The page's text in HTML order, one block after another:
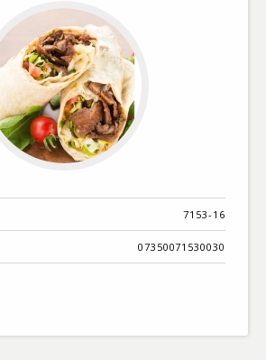
7153-16
07350071530030